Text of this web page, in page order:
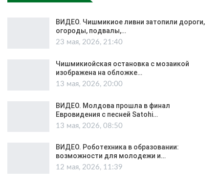
ВИДЕО. Чишмикиое ливни затопили дороги,
огороды, подвалы,…
23 мая, 2026, 21:40
Чишмикиойская остановка с мозаикой
изображена на обложке…
13 мая, 2026, 20:00
ВИДЕО. Молдова прошла в финал
Евровидения с песней Satohi…
13 мая, 2026, 08:50
ВИДЕО. Роботехника в образовании:
возможности для молодежи и…
12 мая, 2026, 11:39